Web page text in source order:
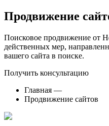
Продвижение
Поисковое продвижение от
действенных мер,
вашего сайта в поиске.
Получить консультацию
Главная —
Продвижение сайтов